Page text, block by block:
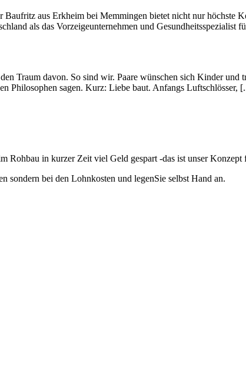
Baufritz aus Erkheim bei Memmingen bietet nicht nur
als das Vorzeigeunternehmen und Gesundheitsspezialist
Traum davon. So sind wir. Paare wünschen sich Kinder
Philosophen sagen. Kurz: Liebe baut. Anfangs Luftschlösser,
Rohbau in kurzer Zeit viel Geld gespart -das ist unser Konzept
sondern bei den Lohnkosten und legenSie selbst Hand an.